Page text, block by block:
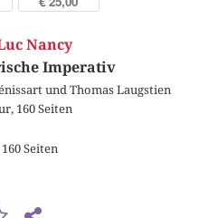
Nancy
Imperativ
und Thomas Laugstien
160 Seiten
160 Seiten